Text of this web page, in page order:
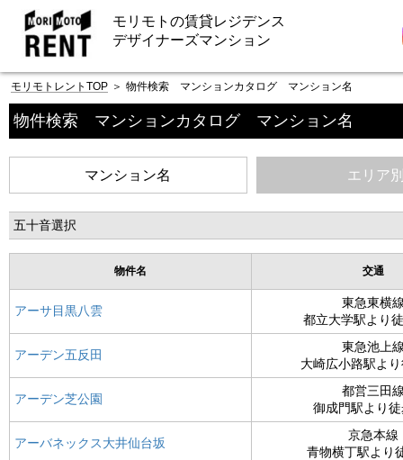
モリモトの賃貸レジデンス
デザイナーズマンション
モリモトレントTOP ＞ 物件検索 マンションカタログ マンション名
物件検索 マンションカタログ マンション名
マンション名 エリア
五十音選択
物件名 交通
アーサ目黒八雲
東急東横
都立大学駅より
アーデン五反田
東急池上
大崎広小路駅よ
アーデン芝公園
都営三田
御成門駅より
アーバネックス大井仙台坂
京急本線
青物横丁駅より